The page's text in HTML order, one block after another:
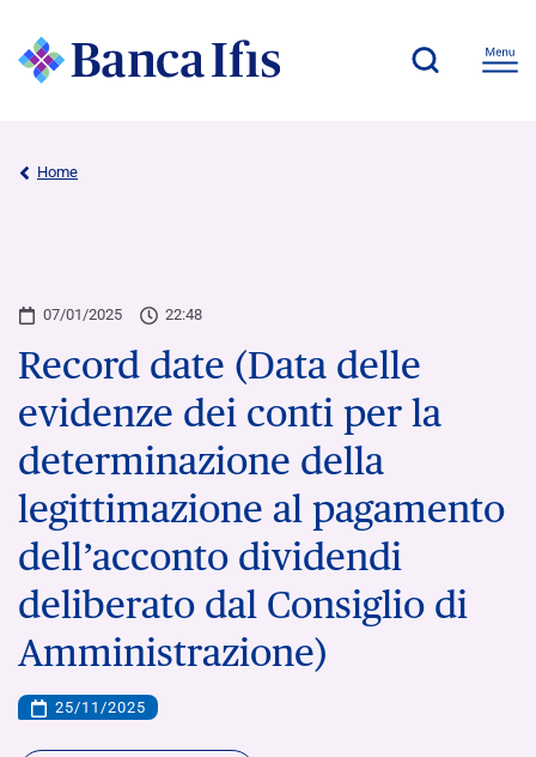
Home
07/01/2025 22:48
Record date (Data delle
evidenze dei conti per la
determinazione della
legittimazione al pagamento
dell’acconto dividendi
deliberato dal Consiglio di
Amministrazione)
25/11/2025